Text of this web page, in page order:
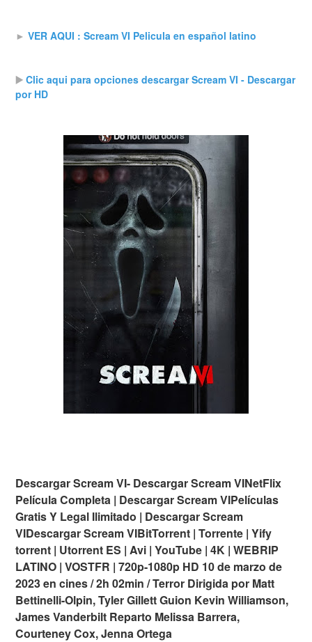
►VER AQUI : Scream VI Pelicula en español latino
▶️Clic aqui para opciones descargar Scream VI - Descargar
por HD
Descargar Scream VI- Descargar Scream VINetFlix
Película Completa | Descargar Scream VIPelículas
Gratis Y Legal Ilimitado | Descargar Scream
VIDescargar Scream VIBitTorrent | Torrente | Yify
torrent | Utorrent ES | Avi | YouTube | 4K | WEBRIP
LATINO | VOSTFR | 720p-1080p HD 10 de marzo de
2023 en cines / 2h 02min / Terror Dirigida por Matt
Bettinelli-Olpin, Tyler Gillett Guion Kevin Williamson,
James Vanderbilt Reparto Melissa Barrera,
Courteney Cox, Jenna Ortega